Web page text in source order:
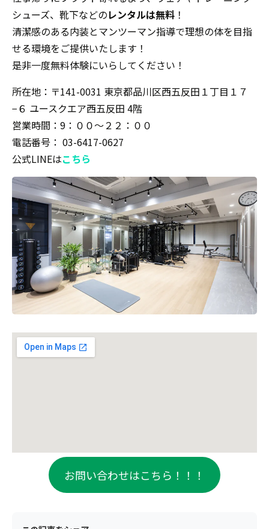
シューズ、靴下などのレンタルは無料 ！
清潔感のある内装とマンツーマン指導で理想の体を目指
せる環境をご提供いたします！
是非一度無料体験にいらしてください！
所在地：〒141-0031 東京都品川区西五反田１丁目１７
−６ ユースクエア西五反田 4階
営業時間：9：００〜２２：００
電話番号： 03-6417-0627
公式LINEはこちら
お問い合わせはこちら！！！